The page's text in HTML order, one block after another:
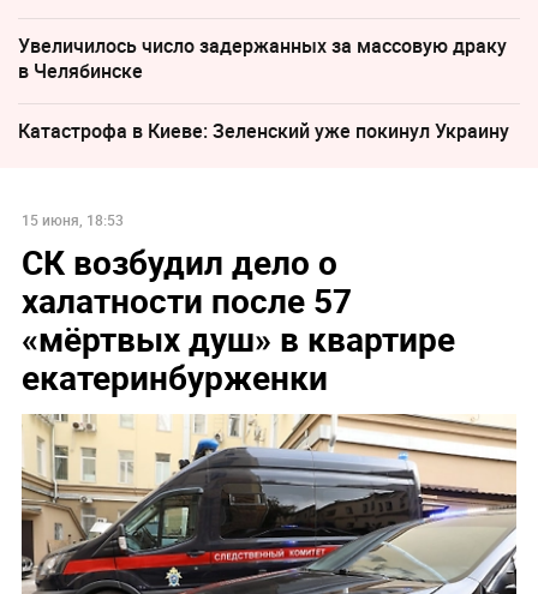
Увеличилось число задержанных за массовую драку
в Челябинске
Катастрофа в Киеве: Зеленский уже покинул Украину
15 июня, 18:53
СК возбудил дело о
халатности после 57
«мёртвых душ» в квартире
екатеринбурженки